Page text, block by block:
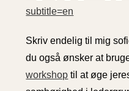
subtitle=en
Skriv endelig til mig
du også ønsker at
workshop til at øge